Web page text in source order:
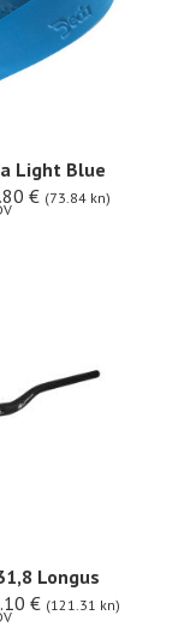
Light Blue
€ (73.84 kn)
Longus
€ (121.31 kn)